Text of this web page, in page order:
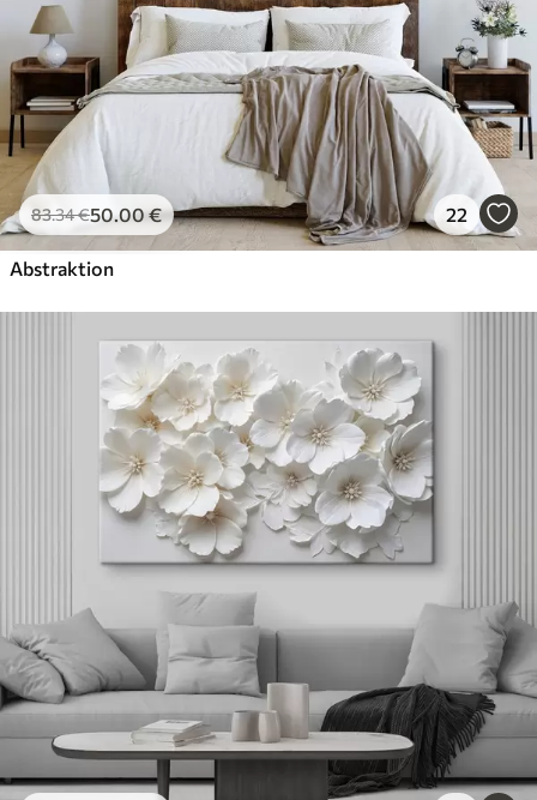
83.34€50.00€ 22
Abstraktion